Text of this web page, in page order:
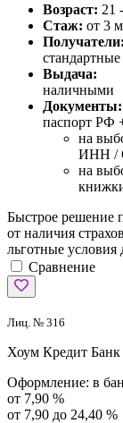
Возраст: 21
Стаж: от 3
Получатели:
Выдача:
наличными
Документы:
паспорт РФ
на
ИНН /
на
Быстрое решение
от наличия
льготные условия
Сравнение
Лиц. № 316
Хоум Кредит Банк
Оформление: в
от 7,90 %
от 7,90 до 24,40 %